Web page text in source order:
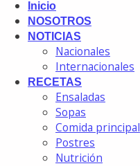
Inicio
NOSOTROS
NOTICIAS
Nacionales
Internacionales
RECETAS
Ensaladas
Sopas
Comida principal
Postres
Nutrición